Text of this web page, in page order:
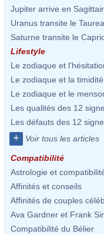
Jupiter arrive en
Uranus transite le
Saturne transite le
Lifestyle
Le zodiaque et
Le zodiaque et la timidité
Le zodiaque et le
Les qualités des 12
Les défauts des 12
+ Voir tous les articles
Compatibilité
Astrologie et
Affinités et conseils
Affinités de couples
Ava Gardner et Frank
Compatibilité du Bélier